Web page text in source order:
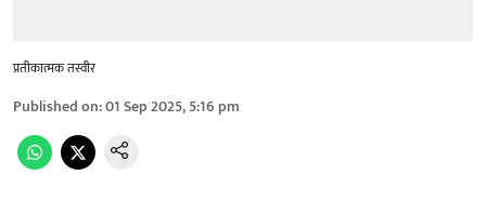
प्रतीकात्मक तस्वीर
Published on:01 Sep 2025, 5:16 pm